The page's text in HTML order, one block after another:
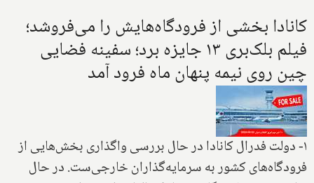
کانادا بخشی از فرودگاه‌هایش را می‌فروشد؛
فیلم بلک‌بری ۱۳ جایزه برد؛ سفینه فضایی
چین روی نیمه پنهان ماه فرود آمد
۱- دولت فدرال کانادا در حال بررسی واگذاری بخش‌هایی از
فرودگاه‌های کشور به سرمایه‌گذاران خارجی‌ست. در حال